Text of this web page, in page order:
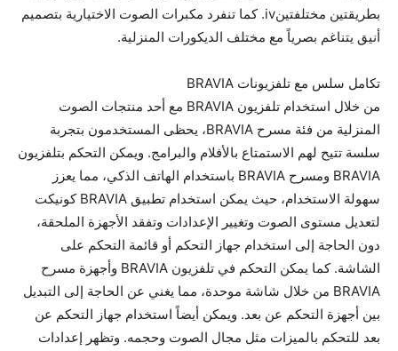
بطريقتين مختلفتينiv. كما تنفرد مكبرات الصوت الاختيارية بتصميم
أنيق يتناغم بصرياً مع مختلف الديكورات المنزلية.
تكامل سلس مع تلفزيونات BRAVIA
من خلال استخدام تلفزيون BRAVIA مع أحد منتجات الصوت
المنزلية من فئة مسرح BRAVIA، يحظى المستخدمون بتجربة
سلسة تتيح لهم الاستمتاع بالأفلام والبرامج. ويمكن التحكم بتلفزيون
BRAVIA ومسرح BRAVIA باستخدام الهاتف الذكي، مما يعزز
سهولة الاستخدام، حيث يمكن استخدام تطبيق BRAVIA كونيكت
لتعديل مستوى الصوت وتغيير الإعدادات وتفقد الأجهزة الملحقة،
دون الحاجة إلى استخدام جهاز التحكم أو قائمة التحكم على
الشاشة. كما يمكن التحكم في تلفزيون BRAVIA وأجهزة مسرح
BRAVIA من خلال شاشة موحدة، مما يغني عن الحاجة إلى التبديل
بين أجهزة التحكم عن بعد. ويمكن أيضاً استخدام جهاز التحكم عن
بعد للتحكم بالميزات مثل مجال الصوت وحجمه. وتظهر إعدادات